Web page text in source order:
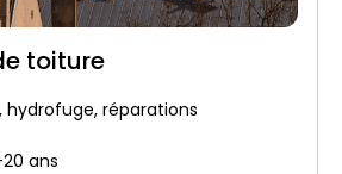
toiture
hydrofuge, réparations
ans